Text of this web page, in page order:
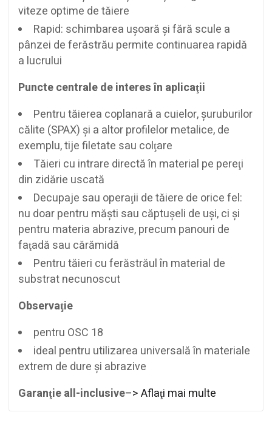
viteze optime de tăiere
Rapid: schimbarea uşoară şi fără scule a
pânzei de ferăstrău permite continuarea rapidă
a lucrului
Puncte centrale de interes în aplicaţii
Pentru tăierea coplanară a cuielor, şuruburilor
călite (SPAX) şi a altor profilelor metalice, de
exemplu, tije filetate sau colţare
Tăieri cu intrare directă în material pe pereţi
din zidărie uscată
Decupaje sau operaţii de tăiere de orice fel:
nu doar pentru măşti sau căptuşeli de uşi, ci şi
pentru materia abrazive, precum panouri de
faţadă sau cărămidă
Pentru tăieri cu ferăstrăul în material de
substrat necunoscut
Observaţie
pentru OSC 18
ideal pentru utilizarea universală în materiale
extrem de dure şi abrazive
Garanţie all-inclusive–> Aflaţi mai multe